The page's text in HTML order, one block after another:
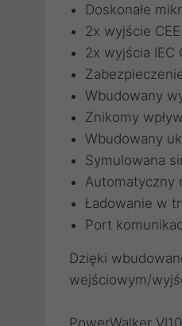
Doskonałe
2x wyjście
2x wyjścia IEC
Wbudowany
Znikomy
Wbudowany
Symulowana
Automatyczny
Ładowanie w
Port
Dzięki
wejściowym/
PowerWalker